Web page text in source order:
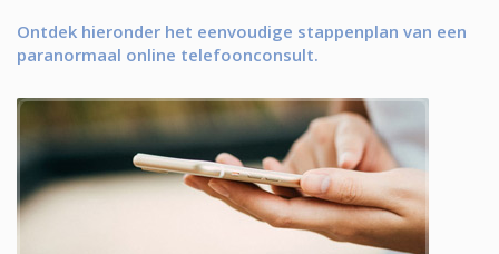
Ontdek hieronder het eenvoudige stappenplan van een
paranormaal online telefoonconsult.